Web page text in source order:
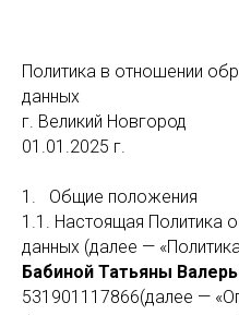
Политика в отношении
данных
г. Великий Новгород
01.01.2025 г.
1. Общие положения
1.1. Настоящая Политика
данных (далее —
Бабиной Татьяны
531901117866(далее —